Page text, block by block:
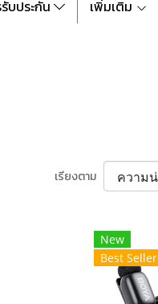
บประกัน เพิ่มเติม
เรียงตาม
New
Best Seller